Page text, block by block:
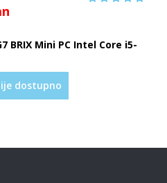
BRIX Mini PC Intel Core i5-
dostupno